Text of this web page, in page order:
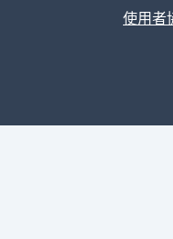
使用者